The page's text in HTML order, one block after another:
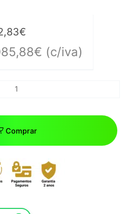
€
€ (c/iva)
Comprar